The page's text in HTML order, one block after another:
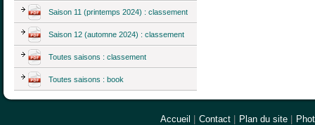
Saison 11 (printemps 2024) : classement
Saison 12 (automne 2024) : classement
Toutes saisons : classement
Toutes saisons : book
Accueil | Contact | Plan du site |